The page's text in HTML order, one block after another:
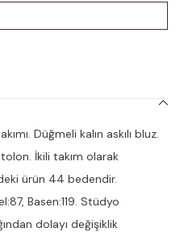
Düğmeli kalın askılı bluz.
İkili takım olarak
ürün 44 bedendir.
Basen:119. Stüdyo
dolayı değişiklik